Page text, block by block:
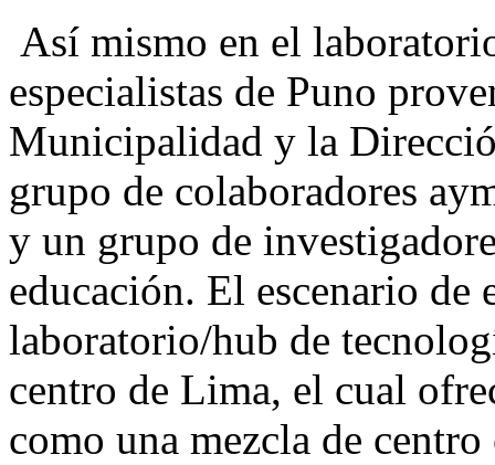
Así mismo en el
especialistas de Puno
Municipalidad y la
grupo de colaboradores
y un grupo de
educación. El escenario de
laboratorio/hub de
centro de Lima, el cual
como una mezcla de